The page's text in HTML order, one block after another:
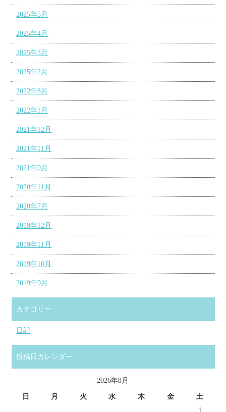
2025年5月
2025年4月
2025年3月
2025年2月
2022年8月
2022年1月
2021年12月
2021年11月
2021年9月
2020年11月
2020年7月
2019年12月
2019年11月
2019年10月
2019年9月
カテゴリー
日記
投稿日カレンダー
2026年8月
日 月 火 水 木 金
土
1